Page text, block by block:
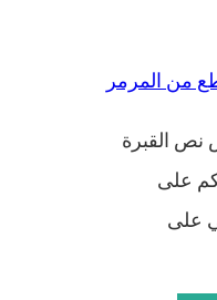
من المرمر
نص القبرة
على
على